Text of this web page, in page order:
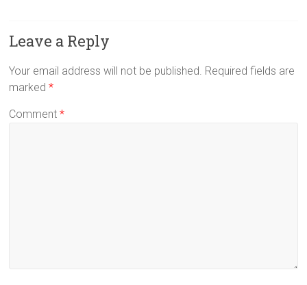
Leave a Reply
Your email address will not be published. Required fields are
marked*
Comment*